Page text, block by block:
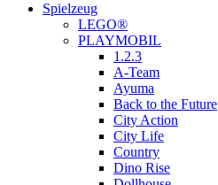
Spielzeug
LEGO®
PLAYMOBIL
1.2.3
A-Team
Ayuma
Back to the Future
City Action
City Life
Country
Dino Rise